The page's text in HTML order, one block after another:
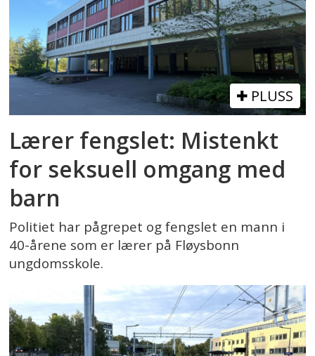
PLUSS
Lærer fengslet: Mistenkt
for seksuell omgang med
barn
Politiet har pågrepet og fengslet en mann i
40-årene som er lærer på Fløysbonn
ungdomsskole.